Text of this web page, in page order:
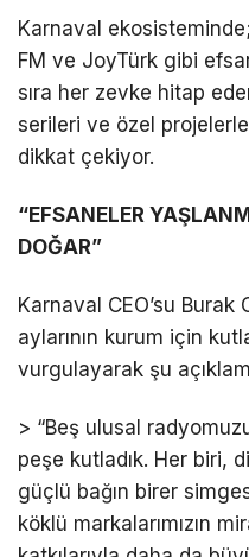
Karnaval
FM ve JoyTürk gibi
sıra her zevke hitap
serileri ve özel
dikkat çekiyor.
“EFSANELER
DOĞAR”
Karnaval CEO’su
aylarının kurum için
vurgulayarak şu
> “Beş ulusal
peşe kutladık. Her biri,
güçlü bağın birer
köklü markalarımızın